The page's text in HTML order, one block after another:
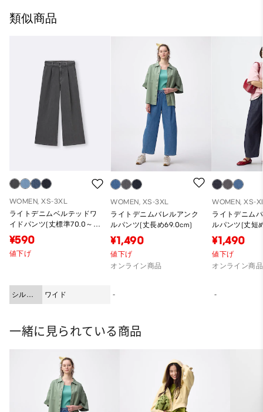
類似商品
WOMEN, XS-3XL
ライトデニムベルテッドワ
イドパンツ(丈標準70.0～
74.0cm)
¥590
値下げ
シルエ
ット
ワイド
WOMEN, XS-3XL
ライトデニムバレルアンク
ルパンツ(丈長め69.0cm)
¥1,490
値下げ
オンライン商品
-
WOMEN, XS-
ライトデニム
ルパンツ(丈短
¥1,490
値下げ
オンライン商品
-
一緒に見られている商品